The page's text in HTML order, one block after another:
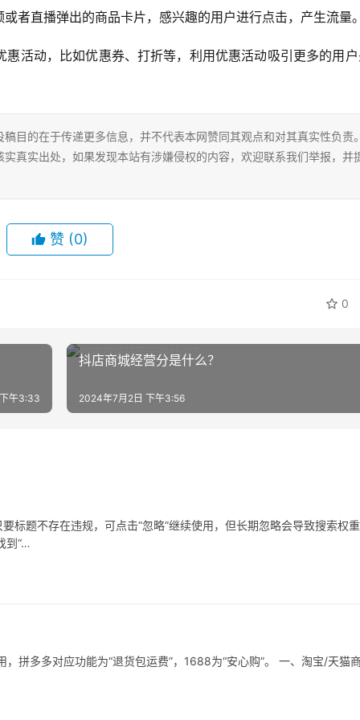
者直播弹出的商品卡片，感兴趣的用户进行点击，产生流量
活动，比如优惠券、打折等，利用优惠活动吸引更多的用
目的在于传递更多信息，并不代表本网赞同其观点和对其真实性负责
真实出处，如果发现本站有涉嫌侵权的内容，欢迎联系我们举报，并
赞 (0)
0
午3:33
抖店商城经营分是什么？
2024年7月2日 下午3:56
标题不存在违规，可点击“忽略”继续使用，但长期忽略会导致搜索权
到“…
拼多多对应功能为“退货包运费”，1688为“安心购”。 一、淘宝/天猫